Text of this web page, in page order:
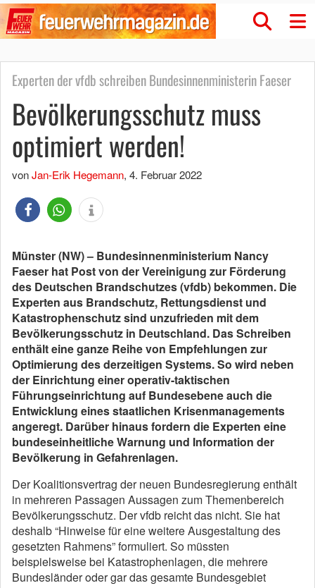
Experten der vfdb schreiben Bundesinnenministerin Faeser
Bevölkerungsschutz muss
optimiert werden!
vonJan-Erik Hegemann, 4. Februar 2022
Münster (NW) – Bundesinnenministerium Nancy
Faeser hat Post von der Vereinigung zur Förderung
des Deutschen Brandschutzes (vfdb) bekommen. Die
Experten aus Brandschutz, Rettungsdienst und
Katastrophenschutz sind unzufrieden mit dem
Bevölkerungsschutz in Deutschland. Das Schreiben
enthält eine ganze Reihe von Empfehlungen zur
Optimierung des derzeitigen Systems. So wird neben
der Einrichtung einer operativ-taktischen
Führungseinrichtung auf Bundesebene auch die
Entwicklung eines staatlichen Krisenmanagements
angeregt. Darüber hinaus fordern die Experten eine
bundeseinheitliche Warnung und Information der
Bevölkerung in Gefahrenlagen.
Der Koalitionsvertrag der neuen Bundesregierung enthält
in mehreren Passagen Aussagen zum Themenbereich
Bevölkerungsschutz. Der vfdb reicht das nicht. Sie hat
deshalb “Hinweise für eine weitere Ausgestaltung des
gesetzten Rahmens” formuliert. So müssten
beispielsweise bei Katastrophenlagen, die mehrere
Bundesländer oder gar das gesamte Bundesgebiet